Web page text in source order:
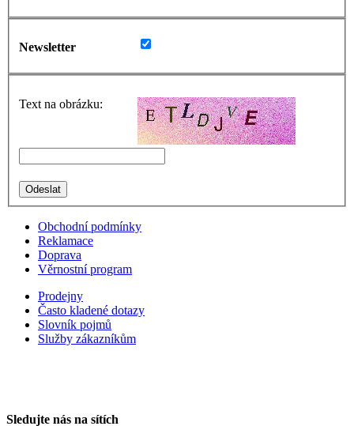
Newsletter
Text na obrázku:
Obchodní podmínky
Reklamace
Doprava
Věrnostní program
Prodejny
Často kladené dotazy
Slovník pojmů
Služby zákazníkům
Sledujte nás na sítích